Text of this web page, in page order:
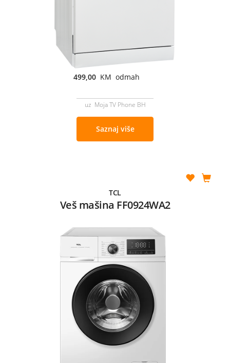
499,00 KM odmah
uz Moja TV Phone BH
Saznaj više
TCL
Veš mašina FF0924WA2